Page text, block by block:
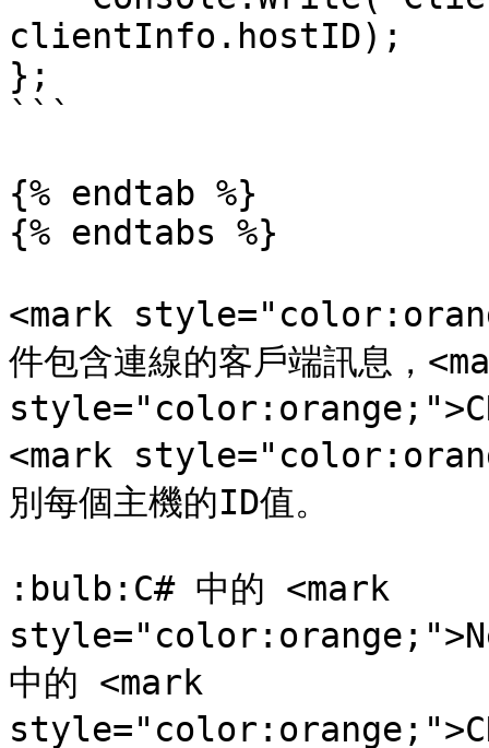
clientInfo.hostID);
};
```
{% endtab %}
{% endtabs %}
<mark
件包含連線的客戶端訊息，
<mark
別每個主機的ID值。
:bulb:C# 中的 <mark
中的 <mark